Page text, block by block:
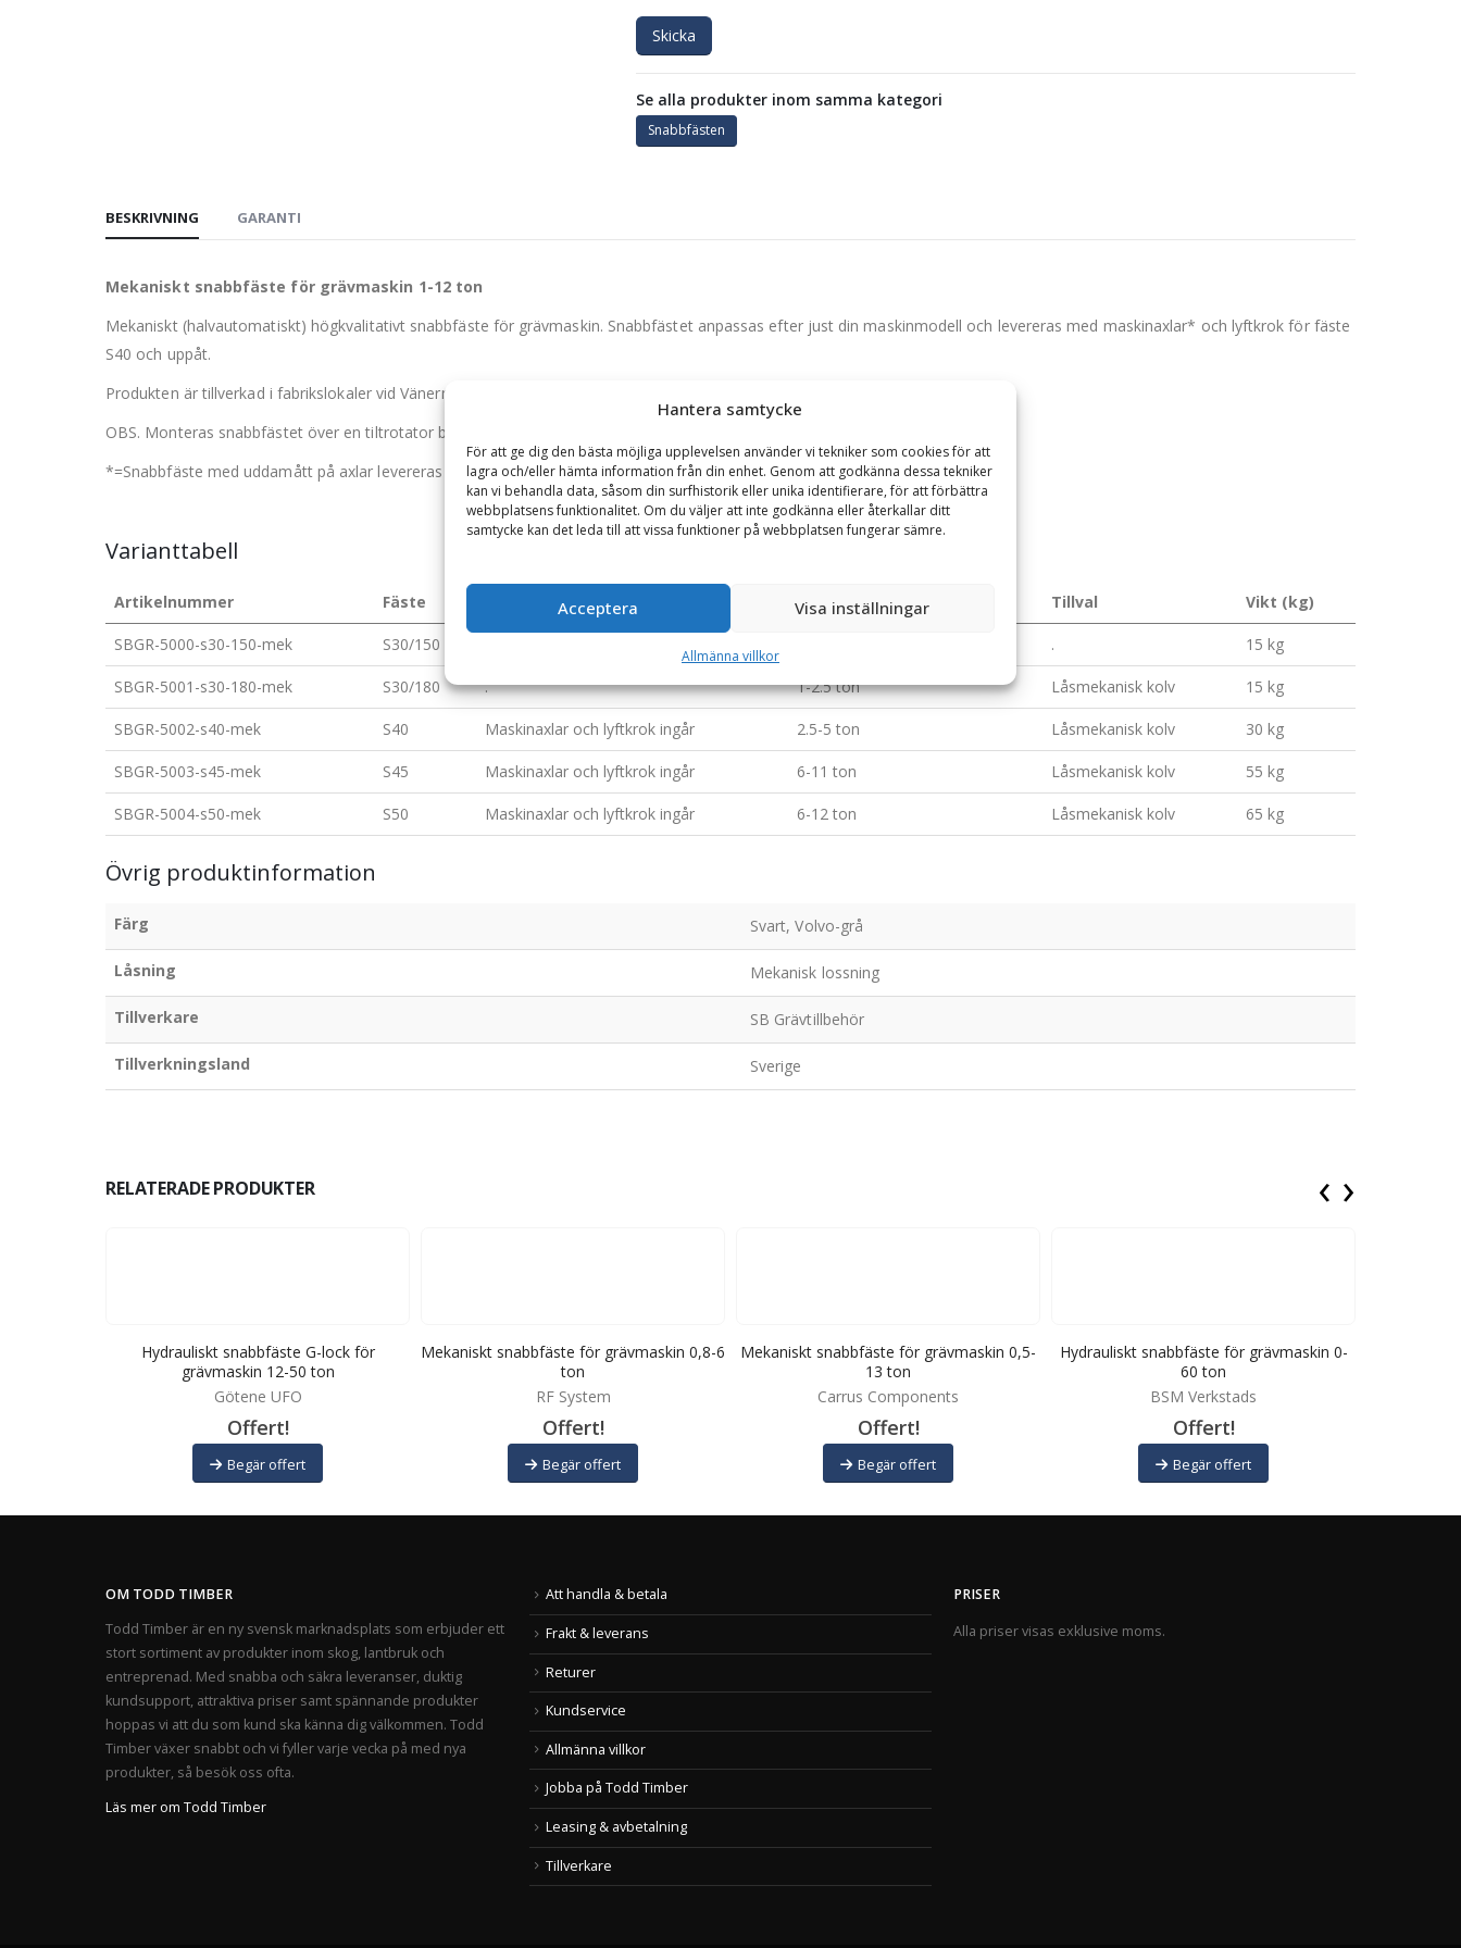
Hantera samtycke
För att ge dig den bästa möjliga upplevelsen använder vi tekniker som cookies för att
lagra och/eller hämta information från din enhet. Genom att godkänna dessa tekniker
kan vi behandla data, såsom din surfhistorik eller unika identifierare, för att förbättra
webbplatsens funktionalitet. Om du väljer att inte godkänna eller återkallar ditt
samtycke kan det leda till att vissa funktioner på webbplatsen fungerar sämre.
Acceptera Visa inställningar
Allmänna villkor
Skicka
Se alla produkter inom samma kategori
Snabbfästen
BESKRIVNING GARANTI
Mekaniskt snabbfäste för grävmaskin 1-12 ton
Mekaniskt (halvautomatiskt) högkvalitativt snabbfäste för grävmaskin. Snabbfästet anpassas efter just din maskinmodell och levereras med maskinaxlar* och lyftkrok för fäste
S40 och uppåt.
Produkten är tillverkad i fabrikslokaler vid Vänerns strand i Lidköping.
OBS. Monteras snabbfästet över en tiltrotator bör en låsmekanisk kolv (tillval) monteras i fästet.
*=Snabbfäste med uddamått på axlar levereras utan axlar.
Varianttabell
Artikelnummer Fäste Rek. Maskinvikt (ton) Tillval Vikt (kg)
SBGR-5000-s30-150-mek S30/150 . 15 kg
SBGR-5001-s30-180-mek S30/180 . 1-2.5 ton Låsmekanisk kolv 15 kg
SBGR-5002-s40-mek S40 Maskinaxlar och lyftkrok ingår 2.5-5 ton Låsmekanisk kolv 30 kg
SBGR-5003-s45-mek S45 Maskinaxlar och lyftkrok ingår 6-11 ton Låsmekanisk kolv 55 kg
SBGR-5004-s50-mek S50 Maskinaxlar och lyftkrok ingår 6-12 ton Låsmekanisk kolv 65 kg
Övrig produktinformation
Färg Svart, Volvo-grå
Låsning Mekanisk lossning
Tillverkare SB Grävtillbehör
Tillverkningsland Sverige
RELATERADE PRODUKTER
Hydrauliskt snabbfäste G-lock för
grävmaskin 12-50 ton
Götene UFO
Offert!
Begär offert
Mekaniskt snabbfäste för grävmaskin 0,8-6
ton
RF System
Offert!
Begär offert
Mekaniskt snabbfäste för grävmaskin 0,5-
13 ton
Carrus Components
Offert!
Begär offert
Hydrauliskt snabbfäste för grävmaskin 0-
60 ton
BSM Verkstads
Offert!
Begär offert
‹ ›
OM TODD TIMBER
Todd Timber är en ny svensk marknadsplats som erbjuder ett
stort sortiment av produkter inom skog, lantbruk och
entreprenad. Med snabba och säkra leveranser, duktig
kundsupport, attraktiva priser samt spännande produkter
hoppas vi att du som kund ska känna dig välkommen. Todd
Timber växer snabbt och vi fyller varje vecka på med nya
produkter, så besök oss ofta.
Läs mer om Todd Timber
Att handla & betala
Frakt & leverans
Returer
Kundservice
Allmänna villkor
Jobba på Todd Timber
Leasing & avbetalning
Tillverkare
PRISER
Alla priser visas exklusive moms.